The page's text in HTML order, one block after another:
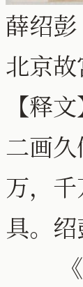
薛绍
北京
【释
二画
万，
具。
《晴